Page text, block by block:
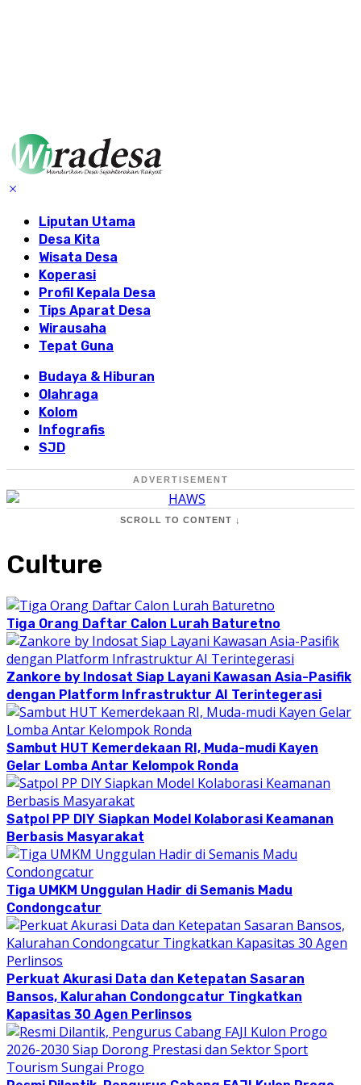
Liputan Utama
Desa Kita
Wisata Desa
Koperasi
Profil Kepala Desa
Tips Aparat Desa
Wirausaha
Tepat Guna
Budaya & Hiburan
Olahraga
Kolom
Infografis
SJD
ADVERTISEMENT
SCROLL TO CONTENT ↓
Culture
Tiga Orang Daftar Calon Lurah Baturetno
Zankore by Indosat Siap Layani Kawasan Asia-Pasifik
dengan Platform Infrastruktur AI Terintegerasi
Sambut HUT Kemerdekaan RI, Muda-mudi Kayen
Gelar Lomba Antar Kelompok Ronda
Satpol PP DIY Siapkan Model Kolaborasi Keamanan
Berbasis Masyarakat
Tiga UMKM Unggulan Hadir di Semanis Madu
Condongcatur
Perkuat Akurasi Data dan Ketepatan Sasaran
Bansos, Kalurahan Condongcatur Tingkatkan
Kapasitas 30 Agen Perlinsos